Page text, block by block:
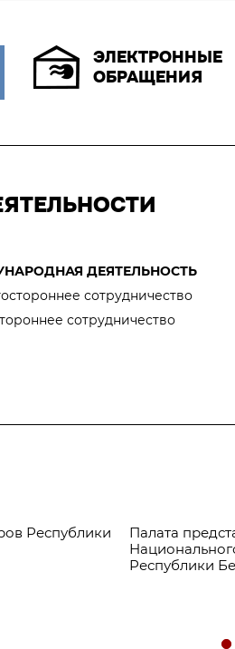
ЭЛЕКТРОННЫЕ
ОБРАЩЕНИЯ
ДЕЯТЕЛЬНОСТЬ
сотрудничество
сотрудничество
Республики
Палата
Республики